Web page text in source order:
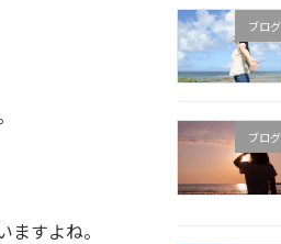
すよね。
ブログ
ブログ